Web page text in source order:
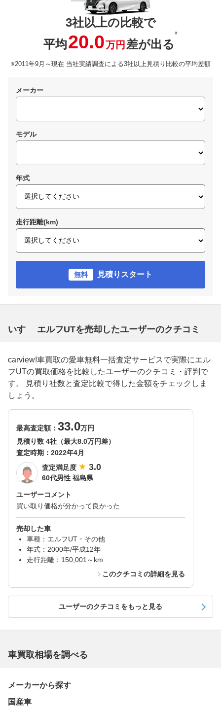
3社以上の比較で
平均20.0万円 差が出る
※
※2011年9月～現在 当社実績調査による3社以上見積り比較の平均差額
メーカー
モデル
年式
走行距離(km)
無料 見積りスタート
いすゞ エルフUTを売却したユーザーのクチコミ
carview!車買取の愛車無料一括査定サービスで実際にエル
フUTの買取価格を比較したユーザーのクチコミ・評判で
す。 見積り社数と査定比較で得した金額をチェックしま
しょう。
最高査定額： 33.0万円
見積り数 4社（最大8.0万円差）
査定時期： 2022年4月
査定満足度
3.0
60代男性 福島県
ユーザーコメント
買い取り価格が分かって良かった
売却した車
車種：エルフUT・その他
年式：2000年/平成12年
走行距離：150,001～km
このクチコミの詳細を見る
ユーザーのクチコミをもっと見る
車買取相場を調べる
メーカーから探す
国産車